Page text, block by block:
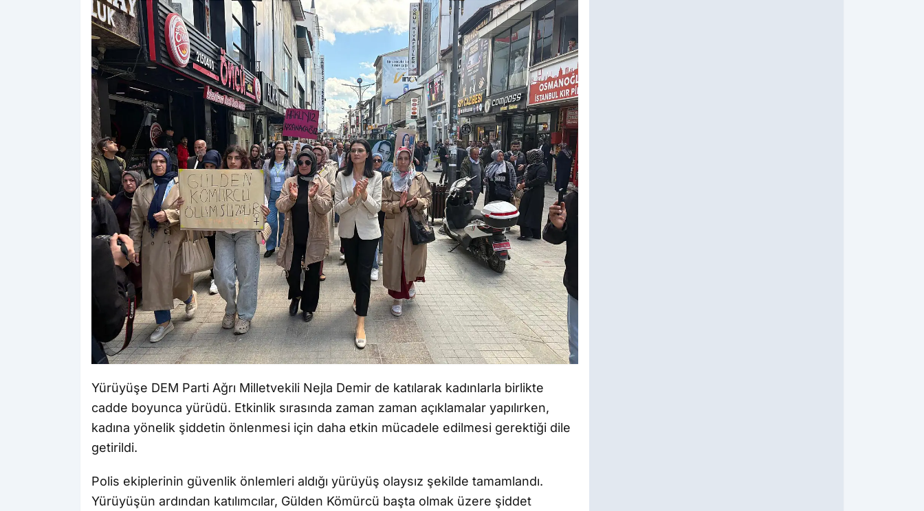
Yürüyüşe DEM Parti Ağrı Milletvekili Nejla Demir de katılarak kadınlarla birlikte
cadde boyunca yürüdü. Etkinlik sırasında zaman zaman açıklamalar yapılırken,
kadına yönelik şiddetin önlenmesi için daha etkin mücadele edilmesi gerektiği dile
getirildi.
Polis ekiplerinin güvenlik önlemleri aldığı yürüyüş olaysız şekilde tamamlandı.
Yürüyüşün ardından katılımcılar, Gülden Kömürcü başta olmak üzere şiddet